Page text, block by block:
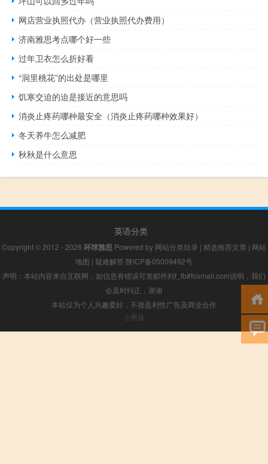
网店营业执照代办（营业执照代办费用）
济南雅思考点哪个好一些
过年卫衣怎么折好看
“洞里桃花”的出处是哪里
饥寒交迫的迫是接近的意思吗
消炎止疼药哪种最安全（消炎止疼药哪种效果好）
冬天养牛怎么减肥
秋秋是什么意思
英语分类
Copyright © 2012 - 2026 环球雅思 Powered by 网站分类目录 | 精选推荐文章 | 网站
地图 | 疑难解答 陕ICP备05009492号
声明：本站内容来自互联网，如信息有错误可发邮件到f_fb#foxmail.com说明，我们
会及时纠正，谢谢
本站仅为个人兴趣爱好，不接盈利性广告及商业合作
小男孩